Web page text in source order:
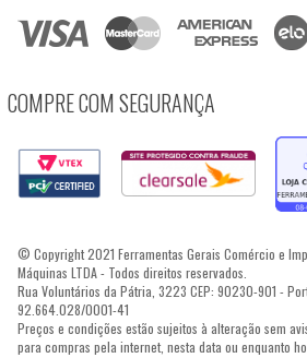
COMPRE COM SEGURANÇA
© Copyright 2021 Ferramentas Gerais Comércio e
Máquinas LTDA - Todos direitos reservados.
Rua Voluntários da Pátria, 3223 CEP: 90230-901 -
92.664.028/0001-41
Preços e condições estão sujeitos à alteração sem
para compras pela internet, nesta data ou enquanto